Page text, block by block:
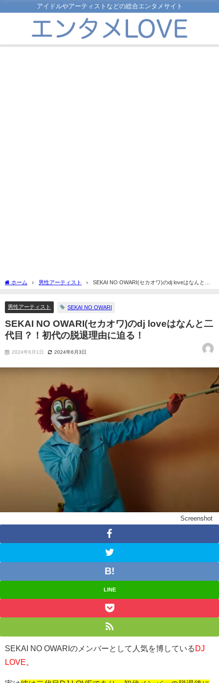
アイドルやアーティストなどの総合エンタメサイト
ホーム 男性アーティスト
SEKAI NO OWARI(セカオワ)のdj loveはなんと二
代目？！初代の脱退理由に迫る！
男性アーティスト SEKAI NO OWARI
SEKAI NO OWARI(セカオワ)のdj loveはなんと二
代目？！初代の脱退理由に迫る！
2024年6月1日 2024年6月3日
Screenshot
LINE
SEKAI NO OWARIのメンバーとして人気を博している DJ
LOVE